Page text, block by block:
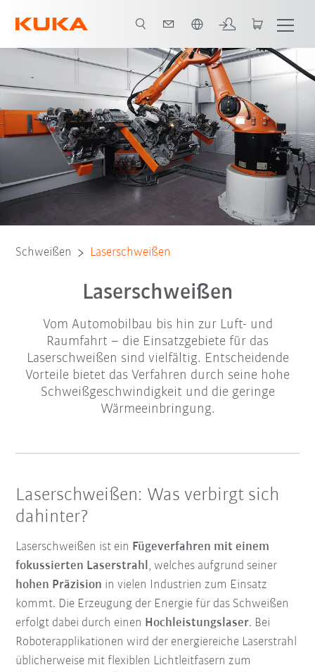
Laserschweißen Robotik Vorteile E-Book
Schweißen Laserschweißen
Laserschweißen
Vom Automobilbau bis hin zur Luft- und
Raumfahrt – die Einsatzgebiete für das
Laserschweißen sind vielfältig. Entscheidende
Vorteile bietet das Verfahren durch seine hohe
Schweißgeschwindigkeit und die geringe
Wärmeeinbringung.
Laserschweißen: Was verbirgt sich
dahinter?
Laserschweißen ist ein Fügeverfahren mit einem
fokussierten Laserstrahl , welches aufgrund seiner
hohen Präzision in vielen Industrien zum Einsatz
kommt. Die Erzeugung der Energie für das Schweißen
erfolgt dabei durch einen Hochleistungslaser. Bei
Roboterapplikationen wird der energiereiche Laserstrahl
üblicherweise mit flexiblen Lichtleitfasern zum